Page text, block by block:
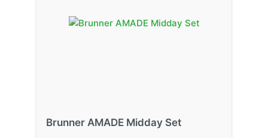
Brunner AMADE Midday Set